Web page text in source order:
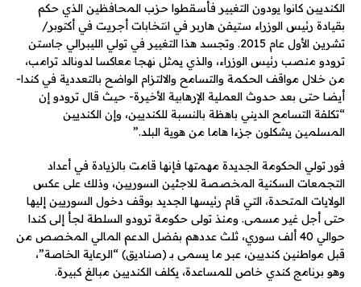
الكنديين كانوا يودون التغيير فأسقطوا حزب المحافظين الذي حكم
بقيادة رئيس الوزراء ستيفن هاربر في انتخابات أجريت في أكتوبر/
تشرين الأول عام 2015. وتجسد هذا التغيير في تولي الليبرالي جاستن
ترودو منصب رئيس الوزراء، والذي يمثل نهجا معاكسا لدونالد ترامب،
من خلال مواقف الحكمة والتسامح والالتزام الواضح بالتعددية في كندا-
أيضا حتى بعد حدوث العملية الإرهابية الأخيرة- حيث قال ترودو إن
“تكلفة التسامح الديني باهظة بالنسبة للكنديين، وإن الكنديين
المسلمين يشكلون جزءا هاما من هوية البلد.”
فور تولي الحكومة الجديدة مهمتها فإنها قامت بالزيادة في أعداد
التجمعات السكنية المخصصة للاجئين السوريين، وذلك على عكس
الولايات المتحدة، التي قام رئيسها الجديد بوقف دخول السوريين إليها
حتى أجل غير مسمى. ومنذ تولى حكومة ترودو السلطة لجأ إلى كندا
حوالي 40 ألف سوري، ثلث عددهم بفضل الدعم المالي المخصص من
قبل مواطنين كنديين، عبر ما يسمى بـ (صناديق) “الرعاية الخاصة”،
وهو برنامج كندي خاص للمساعدة، يكلف الكنديين مبالغ كبيرة.